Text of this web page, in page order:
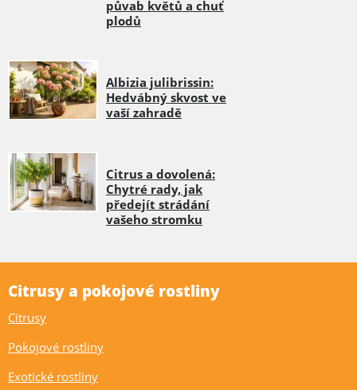
půvab květů a chuť
plodů
Albizia julibrissin:
Hedvábný skvost ve
vaší zahradě
Citrus a dovolená:
Chytré rady, jak
předejít strádání
vašeho stromku
Citrusy a pokojové rostliny
Citrusy
Pokojové rostliny
Exotické rostliny